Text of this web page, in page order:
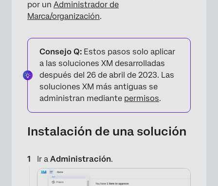
por un Administrador de
Marca/organización.
Consejo Q: Estos pasos solo aplicar
a las soluciones XM desarrolladas
después del 26 de abril de 2023. Las
soluciones XM más antiguas se
administran mediante permisos.
Instalación de una solución
Ir a Administración.